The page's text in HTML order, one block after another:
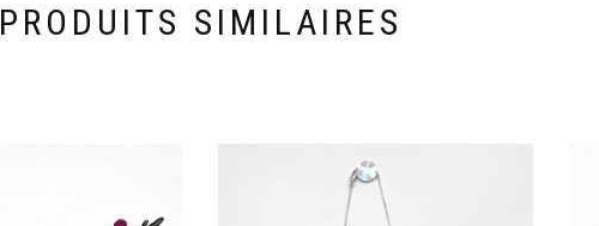
PRODUITS SIMILAIRES